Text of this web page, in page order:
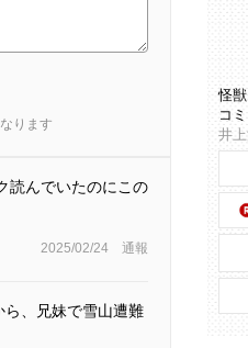
ります
読んでいたのにこの
2025/02/24 通報
、兄妹で雪山遭難
怪
コ
井